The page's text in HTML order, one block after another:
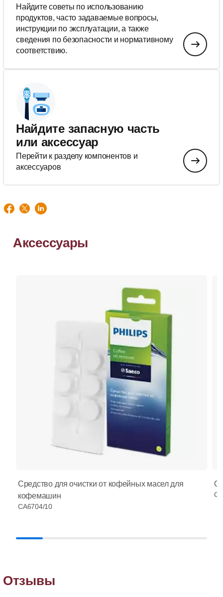
Найдите советы по использованию
продуктов, часто задаваемые вопросы,
инструкции по эксплуатации, а также
сведения по безопасности и нормативному
соответствию.
Найдите запасную часть
или аксессуар
Перейти к разделу компонентов и
аксессуаров
Аксессуары
Средство для очистки от кофейных масел для
кофемашин
CA6704/10
Отзывы